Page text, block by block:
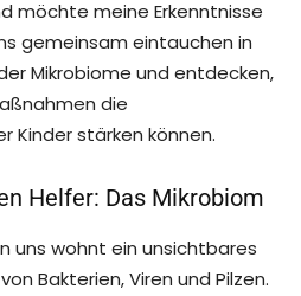
möchte meine Erkenntnisse
gemeinsam eintauchen in
Mikrobiome und entdecken,
die
Kinder stärken können.
Helfer: Das Mikrobiom
uns wohnt ein unsichtbares
Bakterien, Viren und Pilzen.